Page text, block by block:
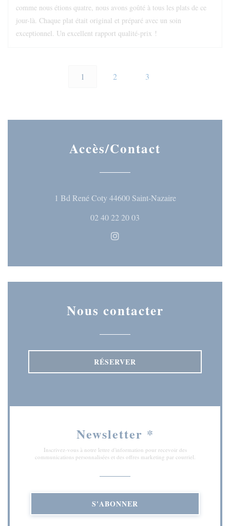
comme nous étions quatre, nous avons goûté à tous les plats de ce
jour-là. Chaque plat était original et préparé avec un soin
exceptionnel. Un excellent rapport qualité-prix !
1 2 3
Accès/Contact
1 Bd René Coty 44600 Saint-Nazaire((ouvre une
02 40 22 20 03
Instagram ((ouvre une
Nous contacter
RÉSERVER
Newsletter *
Inscrivez-vous à notre lettre d'information pour recevoir des
communications personnalisées et des offres marketing par courriel.
S'ABONNER